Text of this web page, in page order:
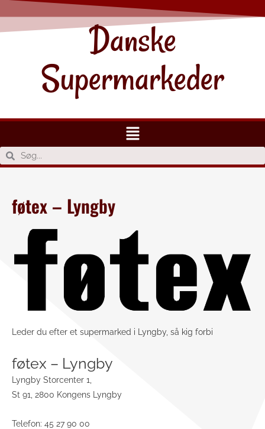
Danske
Supermarkeder
føtex – Lyngby
Leder du efter et supermarked i Lyngby, så kig forbi
føtex – Lyngby
Lyngby Storcenter 1,
St 91, 2800 Kongens Lyngby
Telefon: 45 27 90 00